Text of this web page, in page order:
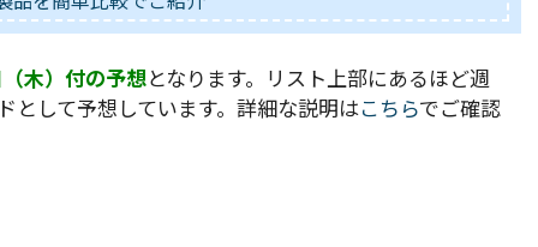
木）付の予想となります。リスト上部にあるほど週
として予想しています。詳細な説明はこちらでご確認